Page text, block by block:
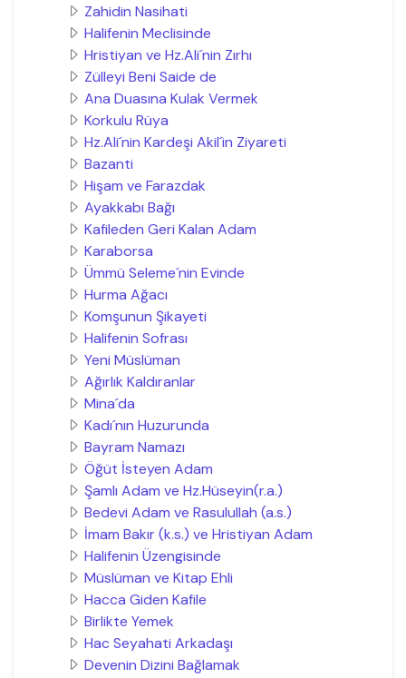
Zahidin Nasihati
Halifenin Meclisinde
Hristiyan ve Hz.Ali´nin Zırhı
Zülleyi Beni Saide de
Ana Duasına Kulak Vermek
Korkulu Rüya
Hz.Ali´nin Kardeşi Akil´in Ziyareti
Bazanti
Hişam ve Farazdak
Ayakkabı Bağı
Kafileden Geri Kalan Adam
Karaborsa
Ümmü Seleme´nin Evinde
Hurma Ağacı
Komşunun Şikayeti
Halifenin Sofrası
Yeni Müslüman
Ağırlık Kaldıranlar
Mina´da
Kadı´nın Huzurunda
Bayram Namazı
Öğüt İsteyen Adam
Şamlı Adam ve Hz.Hüseyin(r.a.)
Bedevi Adam ve Rasulullah (a.s.)
İmam Bakır (k.s.) ve Hristiyan Adam
Halifenin Üzengisinde
Müslüman ve Kitap Ehli
Hacca Giden Kafile
Birlikte Yemek
Hac Seyahati Arkadaşı
Devenin Dizini Bağlamak